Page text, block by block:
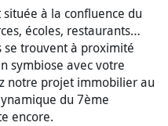
à la confluence du
écoles, restaurants…
se trouvent à proximité
symbiose avec votre
notre projet immobilier au
du 7ème
encore.